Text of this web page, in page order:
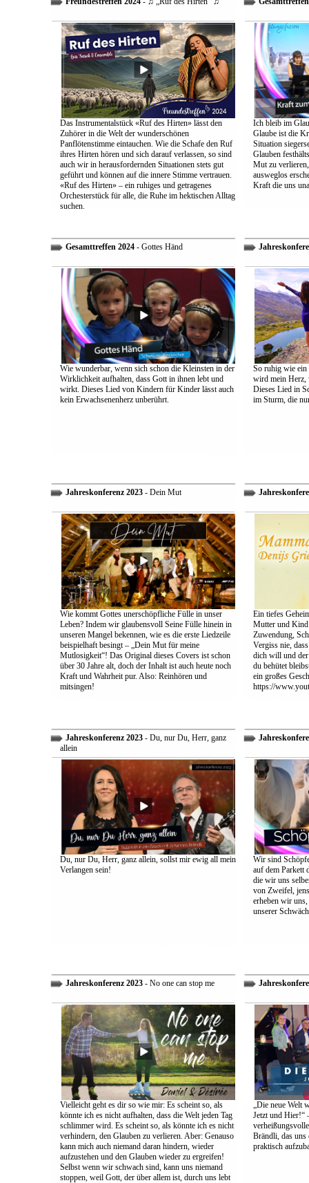
Das Instrumentalstück «Ruf des Hirten» lässt den
Zuhörer in die Welt der wunderschönen
Panflötenstimme eintauchen. Wie die Schafe den Ruf
ihres Hirten hören und sich darauf verlassen, so sind
auch wir in herausfordernden Situationen stets gut
geführt und können auf die innere Stimme vertrauen.
«Ruf des Hirten» – ein ruhiges und getragenes
Orchesterstück für alle, die Ruhe im hektischen Alltag
suchen.
Ich bleib im
Glaube ist die
Situation
Glauben
Mut zu
ausweglos
Kraft die uns
Gesamttreffen 2024- Gottes Händ
Wie wunderbar, wenn sich schon die Kleinsten in der
Wirklichkeit aufhalten, dass Gott in ihnen lebt und
wirkt. Dieses Lied von Kindern für Kinder lässt auch
kein Erwachsenenherz unberührt.
So ruhig wie ein
wird mein Herz,
Dieses Lied in
im Sturm, die
Jahreskonferenz 2023- Dein Mut
Wie kommt Gottes unerschöpfliche Fülle in unser
Leben? Indem wir glaubensvoll Seine Fülle hinein in
unseren Mangel bekennen, wie es die erste Liedzeile
beispielhaft besingt – „Dein Mut für meine
Mutlosigkeit“! Das Original dieses Covers ist schon
über 30 Jahre alt, doch der Inhalt ist auch heute noch
Kraft und Wahrheit pur. Also: Reinhören und
mitsingen!
Ein tiefes
Mutter und
Zuwendung,
Vergiss nie,
dich will und der
du behütet
ein großes
https://
Jahreskonferenz 2023- Du, nur Du, Herr, ganz
allein
Du, nur Du, Herr, ganz allein, sollst mir ewig all mein
Verlangen sein!
Wir sind
auf dem Parkett
die wir uns
von Zweifel,
erheben wir
unserer
Jahreskonferenz 2023- No one can stop me
Vielleicht geht es dir so wie mir: Es scheint so, als
könnte ich es nicht aufhalten, dass die Welt jeden Tag
schlimmer wird. Es scheint so, als könnte ich es nicht
verhindern, den Glauben zu verlieren. Aber: Genauso
kann mich auch niemand daran hindern, wieder
aufzustehen und den Glauben wieder zu ergreifen!
Selbst wenn wir schwach sind, kann uns niemand
stoppen, weil Gott, der über allem ist, durch uns lebt
„Die neue Welt
Jetzt und Hier!“
Brändli, das uns
praktisch